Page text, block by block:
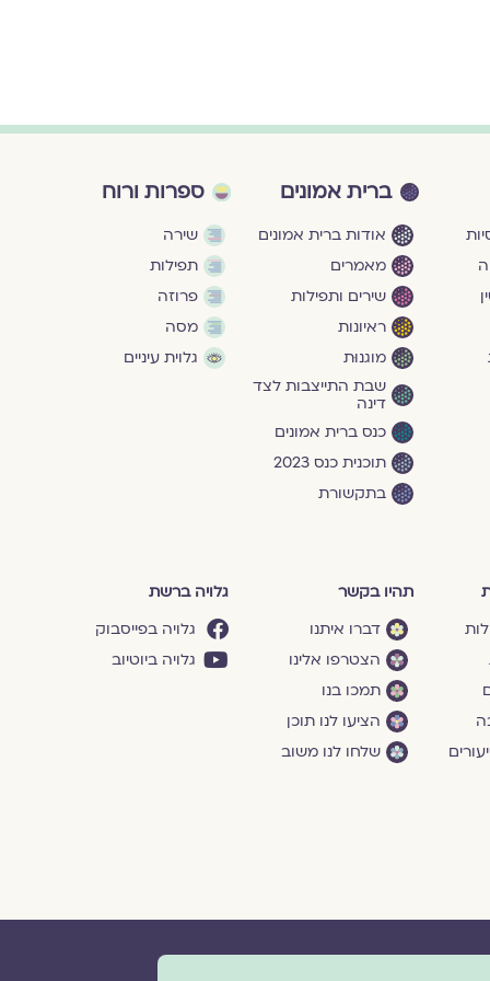
ברית אמונים
אודות ברית אמונים
מאמרים
שירים ותפילות
ראיונות
מוגנוּת
שבת התייצבות לצד
דינה
כנס ברית אמונים
תוכנית כנס 2023
בתקשורת
ספרות ורוח
שירה
תפילות
פרוזה
מסה
גלוית עיניים
תהיו בקשר
דברו איתנו
הצטרפו אלינו
תמכו בנו
הציעו לנו תוכן
שלחו לנו משוב
גלויה ברשת
גלויה בפייסבוק
גלויה ביוטיוב